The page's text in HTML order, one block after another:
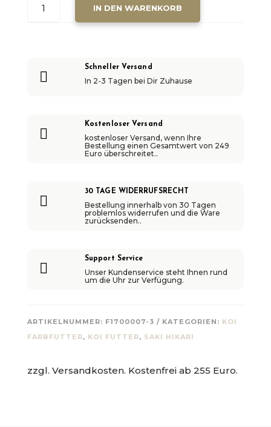
IN DEN WARENKORB

Schneller Versand
In 2-3 Tagen bei Dir Zuhause

Kostenloser Versand
kostenloser Versand, wenn Ihre
Bestellung einen Gesamtwert von 249
Euro überschreitet..

30 TAGE WIDERRUFSRECHT
Bestellung innerhalb von 30 Tagen
problemlos widerrufen und die Ware
zurücksenden..

Support Service
Unser Kundenservice steht Ihnen rund
um die Uhr zur Verfügung.
ARTIKELNUMMER: F1700007-3 KATEGORIEN: KOI
FARBFUTTER, KOI FUTTER, SAKI HIKARI
zzgl. Versandkosten. Kostenfrei ab 255 Euro.